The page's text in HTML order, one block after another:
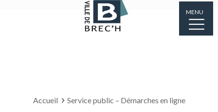
MENU
Accueil Service public – Démarches en ligne